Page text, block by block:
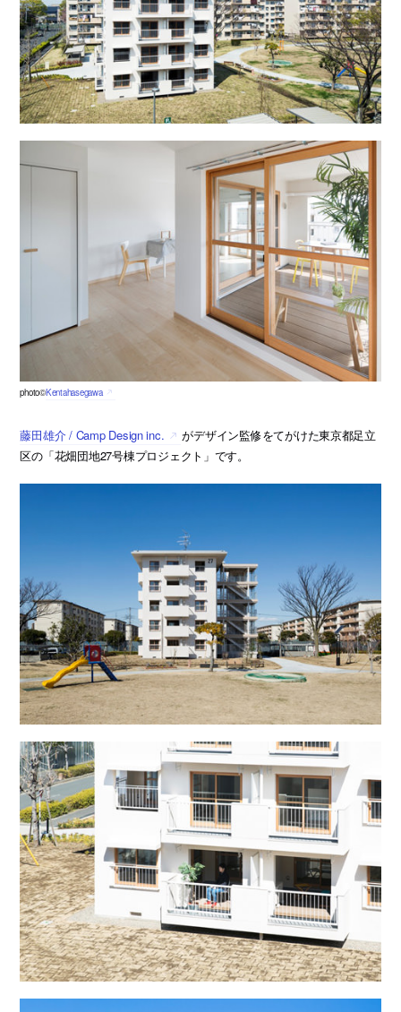
photo©Kentahasegawa
藤田雄介 / Camp Design inc.
がデザイン監修をてがけた東京都足立
区の「花畑団地27号棟プロジェクト」です。